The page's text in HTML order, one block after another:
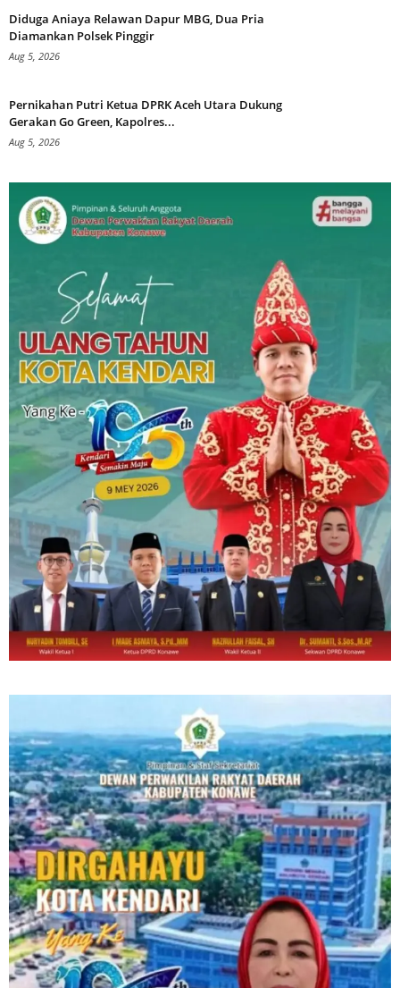
Diduga Aniaya Relawan Dapur MBG, Dua Pria
Diamankan Polsek Pinggir
Aug 5, 2026
Pernikahan Putri Ketua DPRK Aceh Utara Dukung
Gerakan Go Green, Kapolres...
Aug 5, 2026